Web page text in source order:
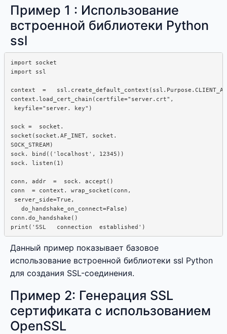
Пример 1 : Использование
встроенной библиотеки Python
ssl
import socket
import ssl
context  =
context.load_cert_chain(certfile="server.crt",
keyfile="server. key")
sock =  socket.
socket(socket.AF_INET, socket.
SOCK_STREAM)
sock. bind(('localhost', 12345))
sock. listen(1)
conn, addr  =  sock. accept()
conn  = context. wrap_socket(conn,
server_side=True,
   do_handshake_on_connect=False)
conn.do_handshake()
Данный пример показывает базовое
использование встроенной библиотеки ssl Python
для создания SSL-соединения.
Пример 2: Генерация SSL
сертификата с использованием
OpenSSL